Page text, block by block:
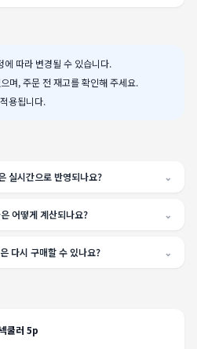
에 따라 변경될 수 있습니다.
며, 주문 전 재고를 확인해 주세요.
용됩니다.
실시간으로 반영되나요? ⌄
어떻게 계산되나요? ⌄
다시 구매할 수 있나요? ⌄
쿨러 5p